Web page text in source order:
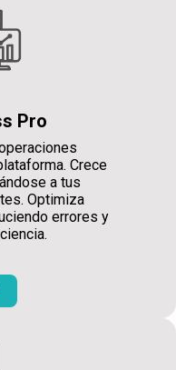
Pro
Crece
a tus
Optimiza
errores y